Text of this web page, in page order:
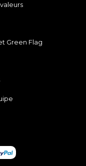
Green Flag